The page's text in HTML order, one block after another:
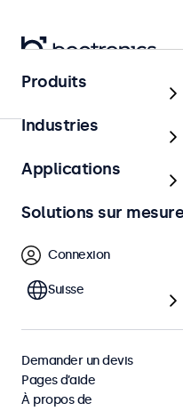
Écrans
Moniteurs 17 pouces
Moniteurs 17 pouces
commercial. Ces
connexions vidéo et des
leur permettant de
quelle application et
Filtrer (2)
Écrans 17 pouces
Produits
Industries
Applications
Solutions sur mesure
Connexion
Suisse
Demander un devis
Pages d’aide
À propos de